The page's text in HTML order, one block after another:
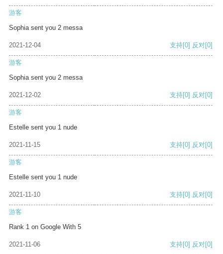
游客
Sophia sent you 2 messa
2021-12-04 支持[0] 反对[0]
游客
Sophia sent you 2 messa
2021-12-02 支持[0] 反对[0]
游客
Estelle sent you 1 nude
2021-11-15 支持[0] 反对[0]
游客
Estelle sent you 1 nude
2021-11-10 支持[0] 反对[0]
游客
Rank 1 on Google With 5
2021-11-06 支持[0] 反对[0]